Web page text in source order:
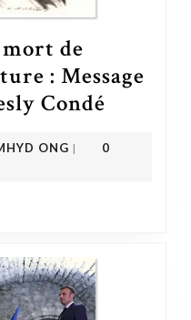
de
: Message
Condé
ONG |
0